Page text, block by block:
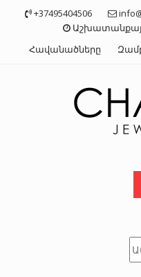
+37495404506
Հավանածները